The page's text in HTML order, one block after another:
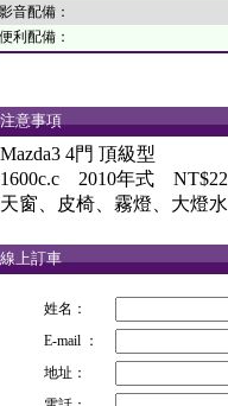
影音配備：
便利配備：
注意事項
Mazda3 4門 頂級型
1600c.c 2010年式
天窗、皮椅、霧燈、大燈
線上訂車
姓名：
E-mail ：
地址：